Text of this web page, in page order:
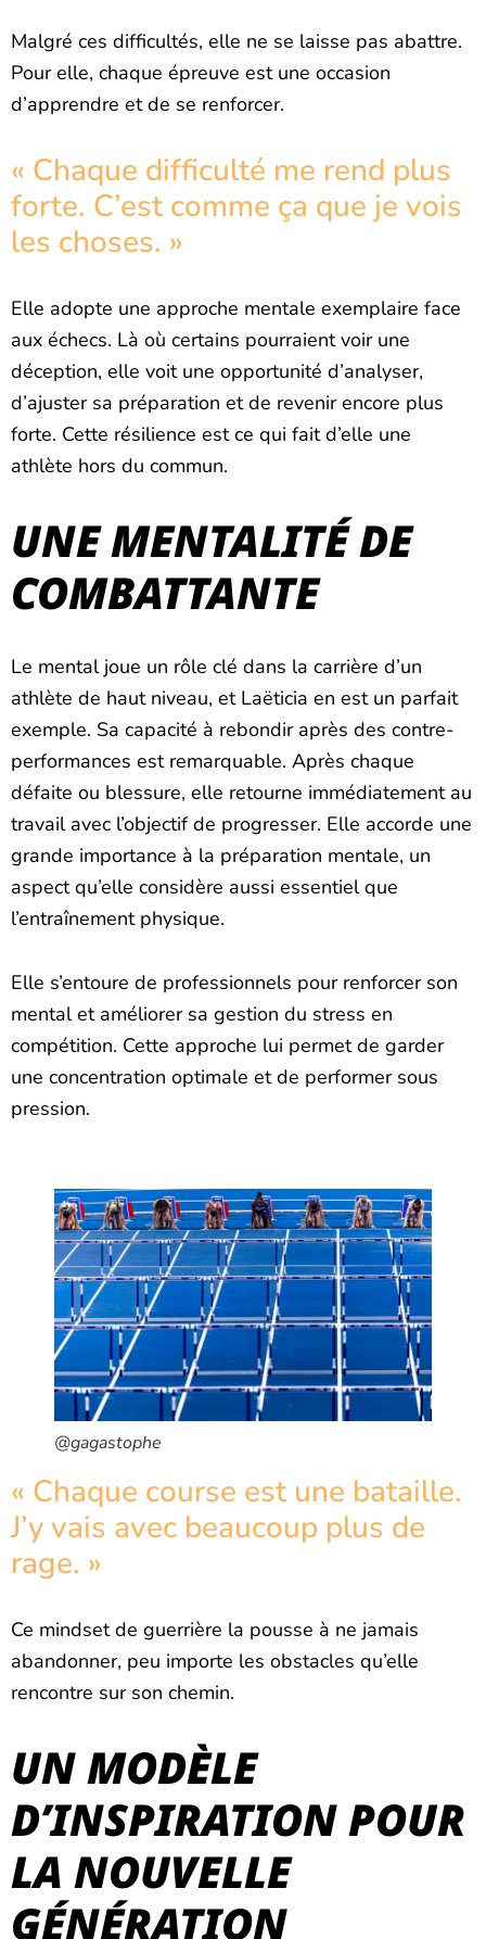
Malgré ces difficultés, elle ne se laisse pas abattre.
Pour elle, chaque épreuve est une occasion
d’apprendre et de se renforcer.
« Chaque difficulté me rend plus
forte. C’est comme ça que je vois
les choses. »
Elle adopte une approche mentale exemplaire face
aux échecs. Là où certains pourraient voir une
déception, elle voit une opportunité d’analyser,
d’ajuster sa préparation et de revenir encore plus
forte. Cette résilience est ce qui fait d’elle une
athlète hors du commun.
UNE MENTALITÉ DE
COMBATTANTE
Le mental joue un rôle clé dans la carrière d’un
athlète de haut niveau, et Laëticia en est un parfait
exemple. Sa capacité à rebondir après des contre-
performances est remarquable. Après chaque
défaite ou blessure, elle retourne immédiatement au
travail avec l’objectif de progresser. Elle accorde une
grande importance à la préparation mentale, un
aspect qu’elle considère aussi essentiel que
l’entraînement physique.
Elle s’entoure de professionnels pour renforcer son
mental et améliorer sa gestion du stress en
compétition. Cette approche lui permet de garder
une concentration optimale et de performer sous
pression.
@gagastophe
« Chaque course est une bataille.
J’y vais avec beaucoup plus de
rage. »
Ce mindset de guerrière la pousse à ne jamais
abandonner, peu importe les obstacles qu’elle
rencontre sur son chemin.
UN MODÈLE
D’INSPIRATION POUR
LA NOUVELLE
GÉNÉRATION